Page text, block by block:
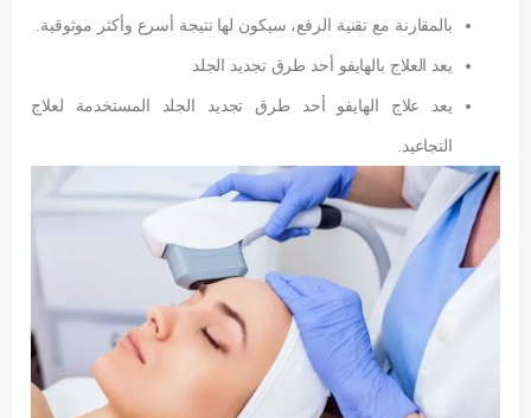
بالمقارنة مع تقنية الرفع، سيكون لها نتيجة أسرع وأكثر موثوقية.
يعد العلاج بالهايفو أحد طرق تجديد الجلد
يعد علاج الهايفو أحد طرق تجديد الجلد المستخدمة لعلاج
التجاعيد.